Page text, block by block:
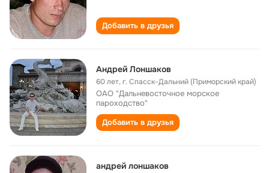
Добавить в друзья
Андрей Лоншаков
60 лет,г. Спасск-Дальний (Приморский край)
ОАО "Дальневосточное морское
пароходство"
Добавить в друзья
андрей лоншаков